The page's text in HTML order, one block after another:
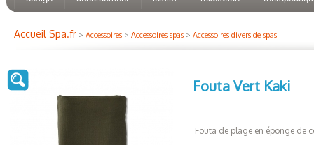
Accueil Spa.fr > Accessoires > Accessoires spas > Accessoires divers de spas
Fouta Vert Kaki
Fouta de plage en éponge de